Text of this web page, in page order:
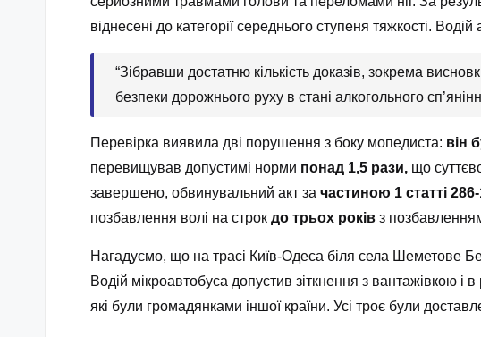
віднесені до категорії середнього ступеня тяжкості.
“Зібравши достатню кількість доказів, зокрема
безпеки дорожнього руху в стані алкогольного
Перевірка виявила дві порушення з боку мопедиста: він
перевищував допустимі норми понад 1,5 рази, що
завершено, обвинувальний акт за частиною 1 статті
позбавлення волі на строк до трьох років з
Нагадуємо, що на трасі Київ-Одеса біля села Шеметове
Водій мікроавтобуса допустив зіткнення з вантажівкою і
які були громадянками іншої країни. Усі троє були